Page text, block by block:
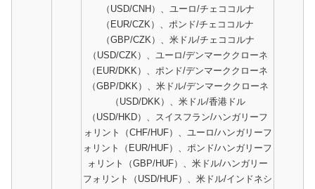
（USD/CNH）、ユーロ/チェココルナ
（EUR/CZK）、ポンド/チェココルナ
（GBP/CZK）、米ドル/チェココルナ
（USD/CZK）、ユーロ/デンマーククローネ
（EUR/DKK）、ポンド/デンマーククローネ
（GBP/DKK）、米ドル/デンマーククローネ
（USD/DKK）、米ドル/香港ドル
（USD/HKD）、スイスフラン/ハンガリーフ
ォリント（CHF/HUF）、ユーロ/ハンガリーフ
ォリント（EUR/HUF）、ポンド/ハンガリーフ
ォリント（GBP/HUF）、米ドル/ハンガリー
フォリント（USD/HUF）、米ドル/インドネシ